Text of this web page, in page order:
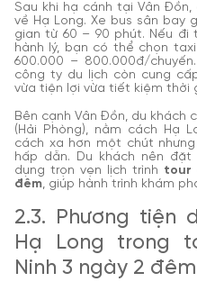
Sau khi hạ cánh tại Vân
về Hạ Long. Xe bus sân bay
gian từ 60 – 90 phút. Nếu đi
hành lý, bạn có thể chọn
600.000 – 800.000đ/
công ty du lịch còn cung
vừa tiện lợi vừa tiết kiệm thời
Bên cạnh Vân Đồn, du khách
(Hải Phòng), nằm cách Hạ
cách xa hơn một chút
hấp dẫn. Du khách nên
dụng trọn vẹn lịch trình tour
đêm, giúp hành trình khám
2.3. Phương tiện
Hạ Long trong
Ninh 3 ngày 2 đêm